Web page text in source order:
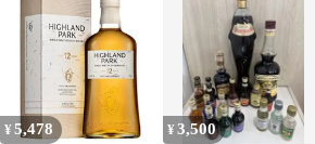
ット新品未開封
¥5,478 ¥3,500